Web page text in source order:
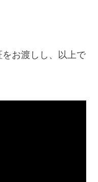
お渡しし、以上で